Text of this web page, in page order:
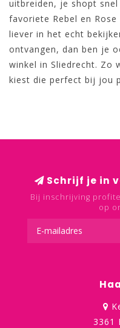
uitbreiden, je shopt
favoriete Rebel en
liever in het echt
ontvangen, dan ben je
winkel in Sliedrecht. Zo
kiest die perfect bij jou
Schrijf je in
Bij inschrijving
op
3361